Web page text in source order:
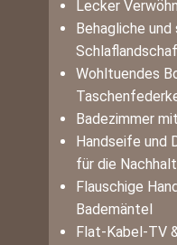
Lecker
Behagliche
Wohltuendes
Badezimmer
Handseife und
für die
Flauschige
Bademäntel
Flat-Kabel-TV